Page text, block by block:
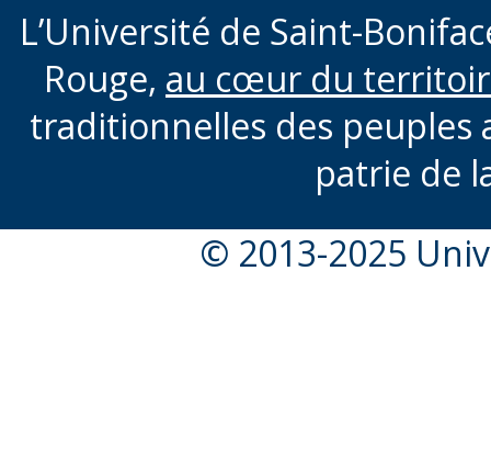
L’Université de Saint-
Rouge, au cœur du
traditionnelles des peuples
patrie de
© 2013-2025